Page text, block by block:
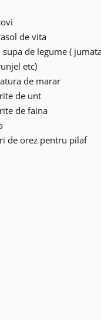
de vita
de legume (
etc)
de marar
de unt
de faina
de orez pentru pilaf